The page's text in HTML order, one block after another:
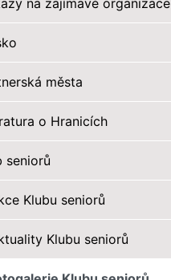
na zajímavé organizace
města
o Hranicích
seniorů
Klubu seniorů
Klubu seniorů